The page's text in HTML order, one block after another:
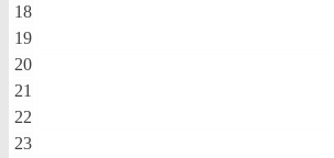
18
19
20
21
22
23